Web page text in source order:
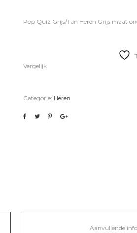
Pop Quiz Grijs/Tan Heren Grijs maat
Vergelijk
Categorie: Heren
Aanvullende